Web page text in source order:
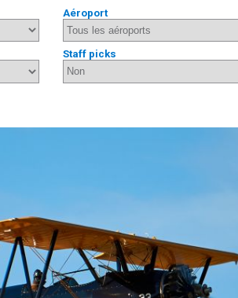
Aéroport
Staff picks